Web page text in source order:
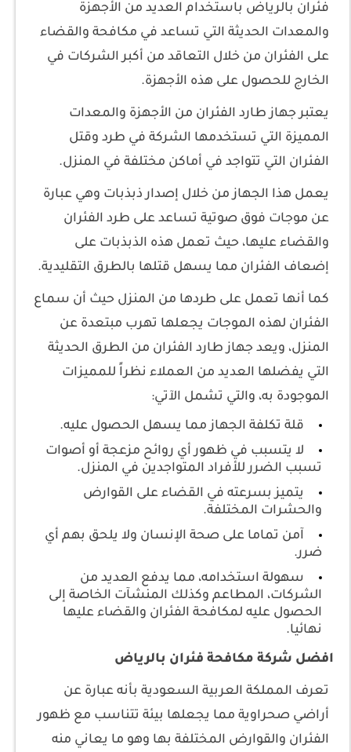
فئران بالرياض باستخدام العديد من الأجهزة
والمعدات الحديثة التي تساعد في مكافحة والقضاء
على الفئران من خلال التعاقد من أكبر الشركات في
الخارج للحصول على هذه الأجهزة.
يعتبر جهاز طارد الفئران من الأجهزة والمعدات
المميزة التي تستخدمها الشركة في طرد وقتل
الفئران التي تتواجد في أماكن مختلفة في المنزل.
يعمل هذا الجهاز من خلال إصدار ذبذبات وهي عبارة
عن موجات فوق صوتية تساعد على طرد الفئران
والقضاء عليها، حيث تعمل هذه الذبذبات على
إضعاف الفئران مما يسهل قتلها بالطرق التقليدية.
كما أنها تعمل على طردها من المنزل حيث أن سماع
الفئران لهذه الموجات يجعلها تهرب مبتعدة عن
المنزل، ويعد جهاز طارد الفئران من الطرق الحديثة
التي يفضلها العديد من العملاء نظراً للمميزات
الموجودة به، والتي تشمل الآتي:
قلة تكلفة الجهاز مما يسهل الحصول عليه.
لا يتسبب في ظهور أي روائح مزعجة أو أصوات
تسبب الضرر للأفراد المتواجدين في المنزل.
يتميز بسرعته في القضاء على القوارض
والحشرات المختلفة.
آمن تماما على صحة الإنسان ولا يلحق بهم أي
ضرر.
سهولة استخدامه، مما يدفع العديد من
الشركات، المطاعم وكذلك المنشآت الخاصة إلى
الحصول عليه لمكافحة الفئران والقضاء عليها
نهائيا.
افضل شركة مكافحة فئران بالرياض
تعرف المملكة العربية السعودية بأنه عبارة عن
أراضي صحراوية مما يجعلها بيئة تتناسب مع ظهور
الفئران والقوارض المختلفة بها وهو ما يعاني منه